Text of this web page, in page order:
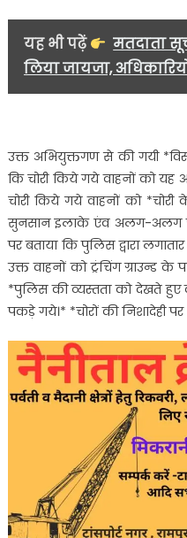
यह भी पढ़ें
मतदाता
लिया जायजा,
उक्त अभियुक्तगण से की गयी
कि चोरी किये गये वाहनों को यह
चोरी किये गये वाहनों को
सुनसान इलाके एंव अलग-अलग
पर बताया कि पुलिस द्वारा
उक्त वाहनों को ट्रंचिंग
*पुलिस की व्यस्तता को देखते
पकड़े गये।* *चोरों की निशादेही